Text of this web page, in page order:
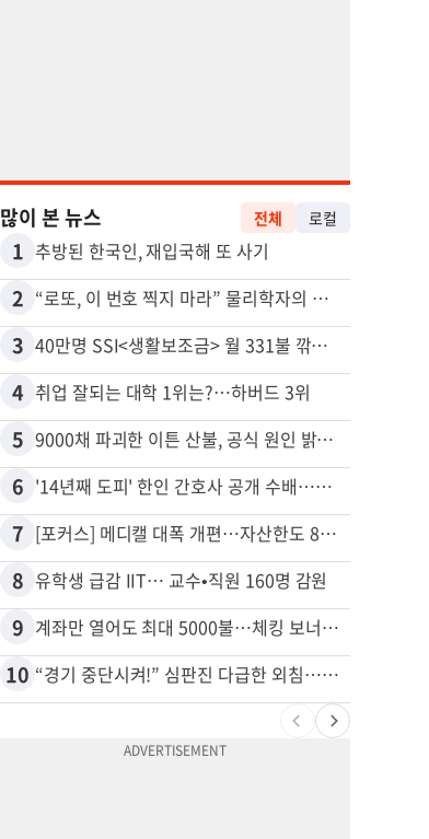
많이 본 뉴스 전체 로컬
1 추방된 한국인, 재입국해 또 사기
2 “로또, 이 번호 찍지 마라” 물리학자의 당첨금 높이는 비밀
3 40만명 SSI<생활보조금> 월 331불 깎이나
4 취업 잘되는 대학 1위는?…하버드 3위
5 9000채 파괴한 이튼 산불, 공식 원인 밝혀졌다
6 '14년째 도피' 한인 간호사 공개 수배…메디케어 사기 유죄
7 [포커스] 메디캘 대폭 개편…자산한도 84% 축소
8 유학생 급감 IIT… 교수•직원 160명 감원
9 계좌만 열어도 최대 5000불…체킹 보너스 무한 경쟁
10 “경기 중단시켜!” 심판진 다급한 외침…폭염에 야구팬 쓰러졌다